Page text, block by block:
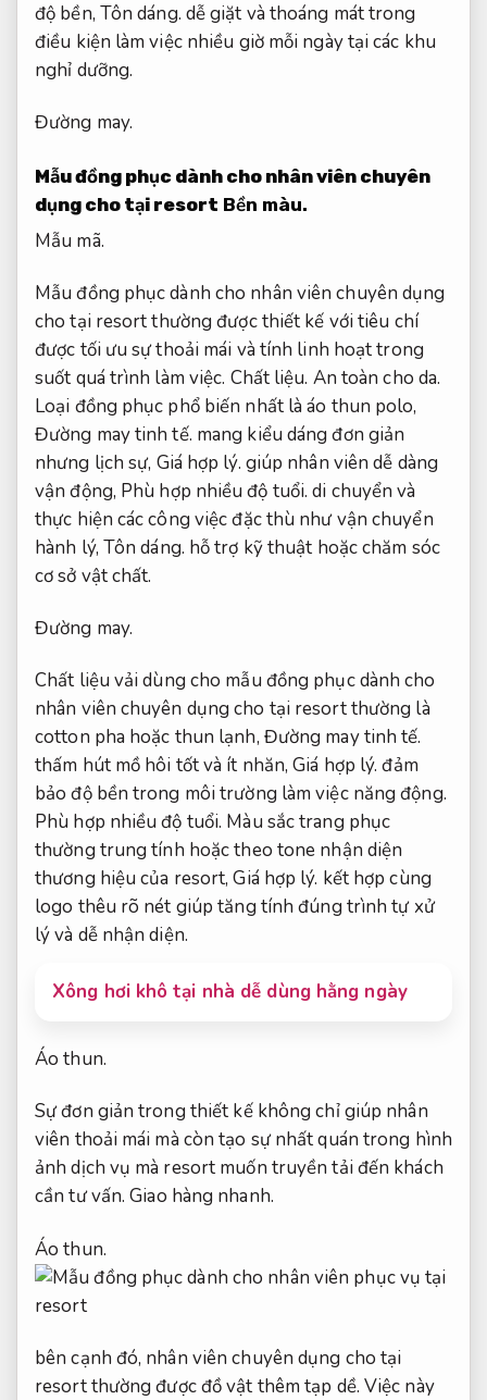
độ bền, Tôn dáng. dễ giặt và thoáng mát trong
điều kiện làm việc nhiều giờ mỗi ngày tại các khu
nghỉ dưỡng.
Đường may.
Mẫu đồng phục dành cho nhân viên chuyên
dụng cho tại resort Bền màu.
Mẫu mã.
Mẫu đồng phục dành cho nhân viên chuyên dụng
cho tại resort thường được thiết kế với tiêu chí
được tối ưu sự thoải mái và tính linh hoạt trong
suốt quá trình làm việc. Chất liệu. An toàn cho da.
Loại đồng phục phổ biến nhất là áo thun polo,
Đường may tinh tế. mang kiểu dáng đơn giản
nhưng lịch sự, Giá hợp lý. giúp nhân viên dễ dàng
vận động, Phù hợp nhiều độ tuổi. di chuyển và
thực hiện các công việc đặc thù như vận chuyển
hành lý, Tôn dáng. hỗ trợ kỹ thuật hoặc chăm sóc
cơ sở vật chất.
Đường may.
Chất liệu vải dùng cho mẫu đồng phục dành cho
nhân viên chuyên dụng cho tại resort thường là
cotton pha hoặc thun lạnh, Đường may tinh tế.
thấm hút mồ hôi tốt và ít nhăn,Giá hợp lý. đảm
bảo độ bền trong môi trường làm việc năng động.
Phù hợp nhiều độ tuổi. Màu sắc trang phục
thường trung tính hoặc theo tone nhận diện
thương hiệu của resort,Giá hợp lý. kết hợp cùng
logo thêu rõ nét giúp tăng tính đúng trình tự xử
lý và dễ nhận diện.
Xông hơi khô tại nhà dễ dùng hằng ngày
Áo thun.
Sự đơn giản trong thiết kế không chỉ giúp nhân
viên thoải mái mà còn tạo sự nhất quán trong hình
ảnh dịch vụ mà resort muốn truyền tải đến khách
cần tư vấn.Giao hàng nhanh.
Áo thun.
bên cạnh đó, nhân viên chuyên dụng cho tại
resort thường được đồ vật thêm tạp dề. Việc này